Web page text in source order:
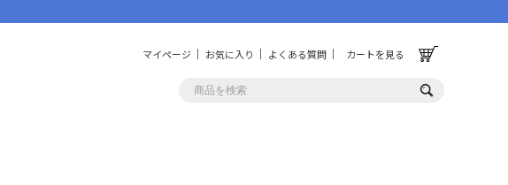
マイページ お気に入り よくある質問 カートを見る